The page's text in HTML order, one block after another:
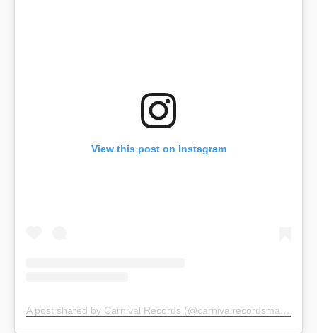
View this post on Instagram
A post shared by Carnival Records (@carnivalrecordsmalvern)